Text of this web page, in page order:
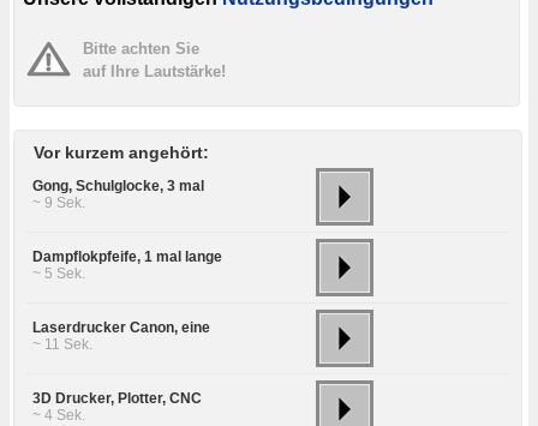
Bitte achten Sie
auf Ihre Lautstärke!
Vor kurzem angehört:
Gong, Schulglocke, 3 mal
~ 9 Sek.
Dampflokpfeife, 1 mal lange
~ 5 Sek.
Laserdrucker Canon, eine
~ 11 Sek.
3D Drucker, Plotter, CNC
~ 4 Sek.